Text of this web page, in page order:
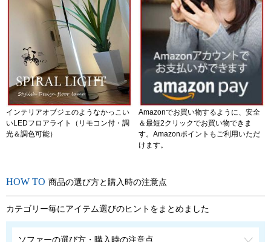
インテリアオブジェのようなかっこい
いLEDフロアライト（リモコン付・調
光＆調色可能）
Amazonでお買い物するように、安全
＆最短2クリックでお買い物できま
す。Amazonポイントもご利用いただ
けます。
商品の選び方と購入時の注意点
カテゴリー毎にアイテム選びのヒントをまとめました
ソファーの選び方・購入時の注意点